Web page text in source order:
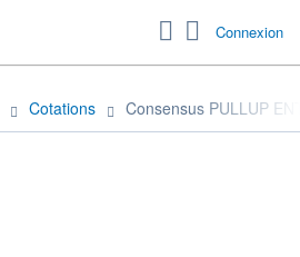
Connexion
Cotations Consensus PULLUP